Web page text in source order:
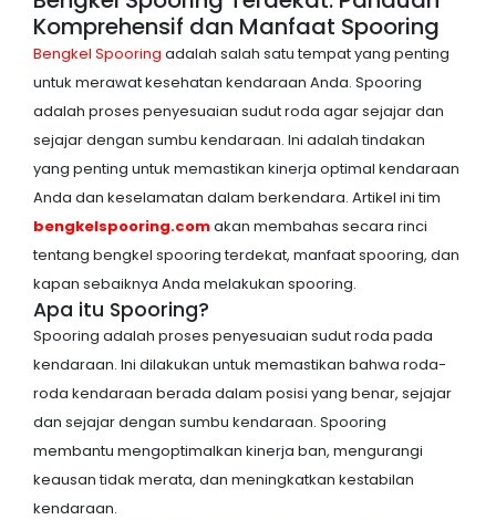
Komprehensif dan Manfaat Spooring
Bengkel Spooring adalah salah satu tempat yang penting
untuk merawat kesehatan kendaraan Anda. Spooring
adalah proses penyesuaian sudut roda agar sejajar dan
sejajar dengan sumbu kendaraan. Ini adalah tindakan
yang penting untuk memastikan kinerja optimal kendaraan
Anda dan keselamatan dalam berkendara. Artikel ini tim
bengkelspooring.comakan membahas secara rinci
tentang bengkel spooring terdekat, manfaat spooring, dan
kapan sebaiknya Anda melakukan spooring.
Apa itu Spooring?
Spooring adalah proses penyesuaian sudut roda pada
kendaraan. Ini dilakukan untuk memastikan bahwa roda-
roda kendaraan berada dalam posisi yang benar, sejajar
dan sejajar dengan sumbu kendaraan. Spooring
membantu mengoptimalkan kinerja ban, mengurangi
keausan tidak merata, dan meningkatkan kestabilan
kendaraan.